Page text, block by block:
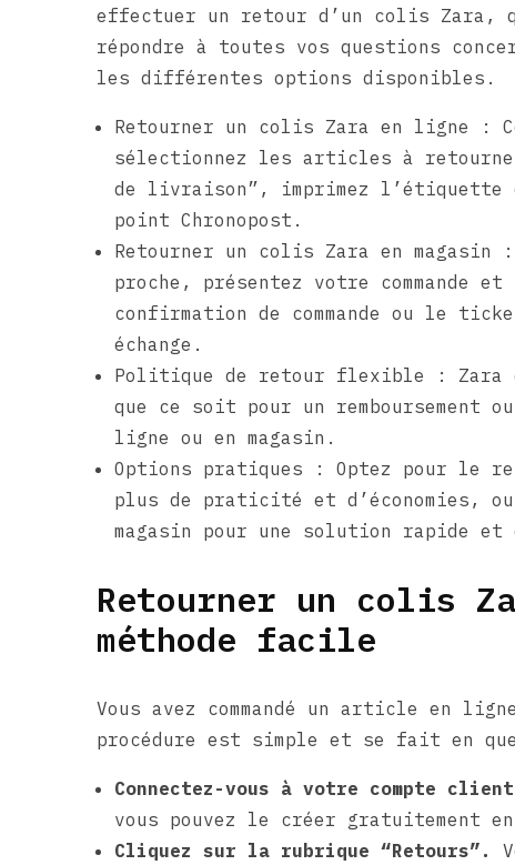
effectuer un retour d’un colis Zara,
répondre à toutes vos questions
les différentes options disponibles.
Retourner un colis Zara en ligne :
sélectionnez les articles à
de livraison”, imprimez l’étiquette
point Chronopost.
Retourner un colis Zara en magasin
proche, présentez votre
confirmation de commande ou le
échange.
Politique de retour flexible : Zara
que ce soit pour un remboursement
ligne ou en magasin.
Options pratiques : Optez pour le
plus de praticité et d’économies,
magasin pour une solution rapide
Retourner un colis
méthode facile
Vous avez commandé un article en
procédure est simple et se fait en
Connectez-vous à votre compte
vous pouvez le créer gratuitement
Cliquez sur la rubrique “Retours”.